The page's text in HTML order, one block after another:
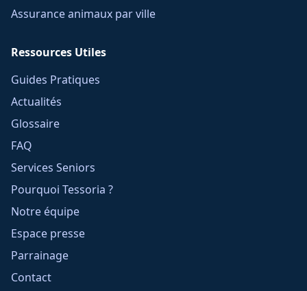
Assurance animaux par ville
Ressources Utiles
Guides Pratiques
Actualités
Glossaire
FAQ
Services Seniors
Pourquoi Tessoria ?
Notre équipe
Espace presse
Parrainage
Contact